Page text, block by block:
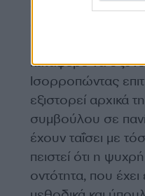
στον
ειδήσεις,
κατάφερε να
Ισορροπώντας
εξιστορεί αρχικά
συμβούλου σε
έχουν ταΐσει με
πειστεί ότι η
οντότητα, που